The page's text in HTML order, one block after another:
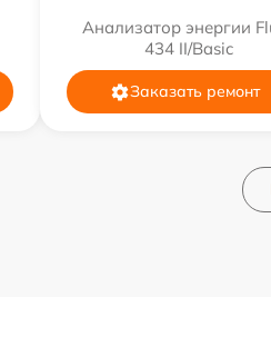
Анализатор энергии
434 II/Basic
Заказать ремонт